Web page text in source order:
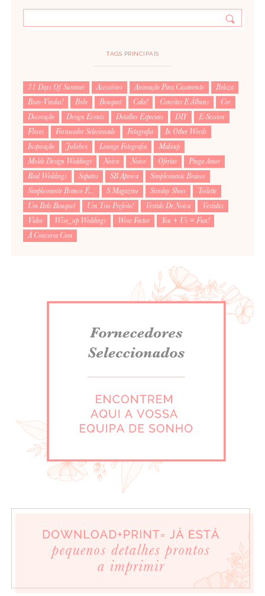
TAGS PRINCIPAIS
31 Days Of Summer Acessórios Animação Para Casamento
Beleza
Boas-Vindas!
Bolo Bouquet Cake! Convites E Álbuns
Cor
Decoração
Design Events Detalhes Especiais DIY
E-Session
Flores
Fornecedor Selecionado Fotografia
In Other Words
Inspiração
Jukebox Lounge Fotografia
Makeup
Molde Design Weddings
Noiva Noivo Ofertas
Pinga Amor
Real Weddings
Sapatos SB Aprova
Simplesmente Branco
Simplesmente Branco É...
S Magazine Sunday Shoes
Toilette
Um Belo Bouquet
Um Trio Perfeito! Vestido De Noiva
Vestidus
Video
Wise_up Weddings Wow Factor
You + Us = Fun!
À Conversa Com